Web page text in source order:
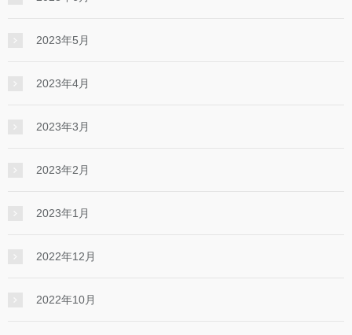
2023年5月
2023年4月
2023年3月
2023年2月
2023年1月
2022年12月
2022年10月